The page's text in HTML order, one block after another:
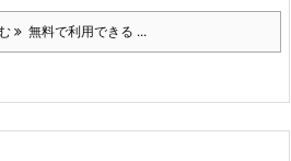
無料で利用できる ...